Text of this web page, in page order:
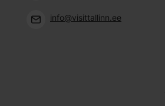
info@visittallinn.ee